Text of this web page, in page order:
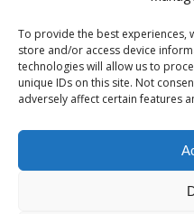
To provide the best experiences,
store and/or access device
technologies will allow us to
unique IDs on this site. Not
adversely affect certain features
απομακρυσμένες περιοχές.
Αυτή η αναδιοργάνωση
οδηγήσει σε ενίσχυση
εμφανίζουν εξαιρετική
τομέα, αυξημένη ικανότητα
έκφραση. Το φαινόμενο